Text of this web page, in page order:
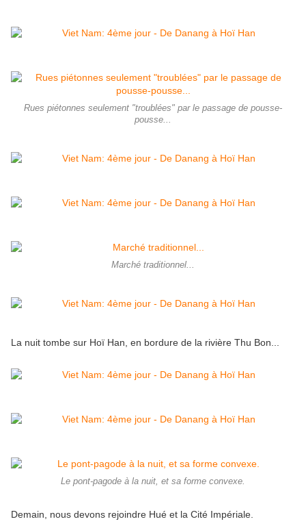
Rues piétonnes seulement "troublées" par le passage de pousse-
pousse...
Marché traditionnel...
La nuit tombe sur Hoï Han, en bordure de la rivière Thu Bon...
Le pont-pagode à la nuit, et sa forme convexe.
Demain, nous devons rejoindre Hué et la Cité Impériale.